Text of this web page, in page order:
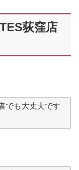
荻窪店
でも大丈夫です